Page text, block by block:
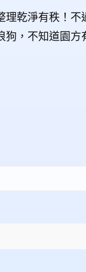
乾淨有秩！不
，不知道園方